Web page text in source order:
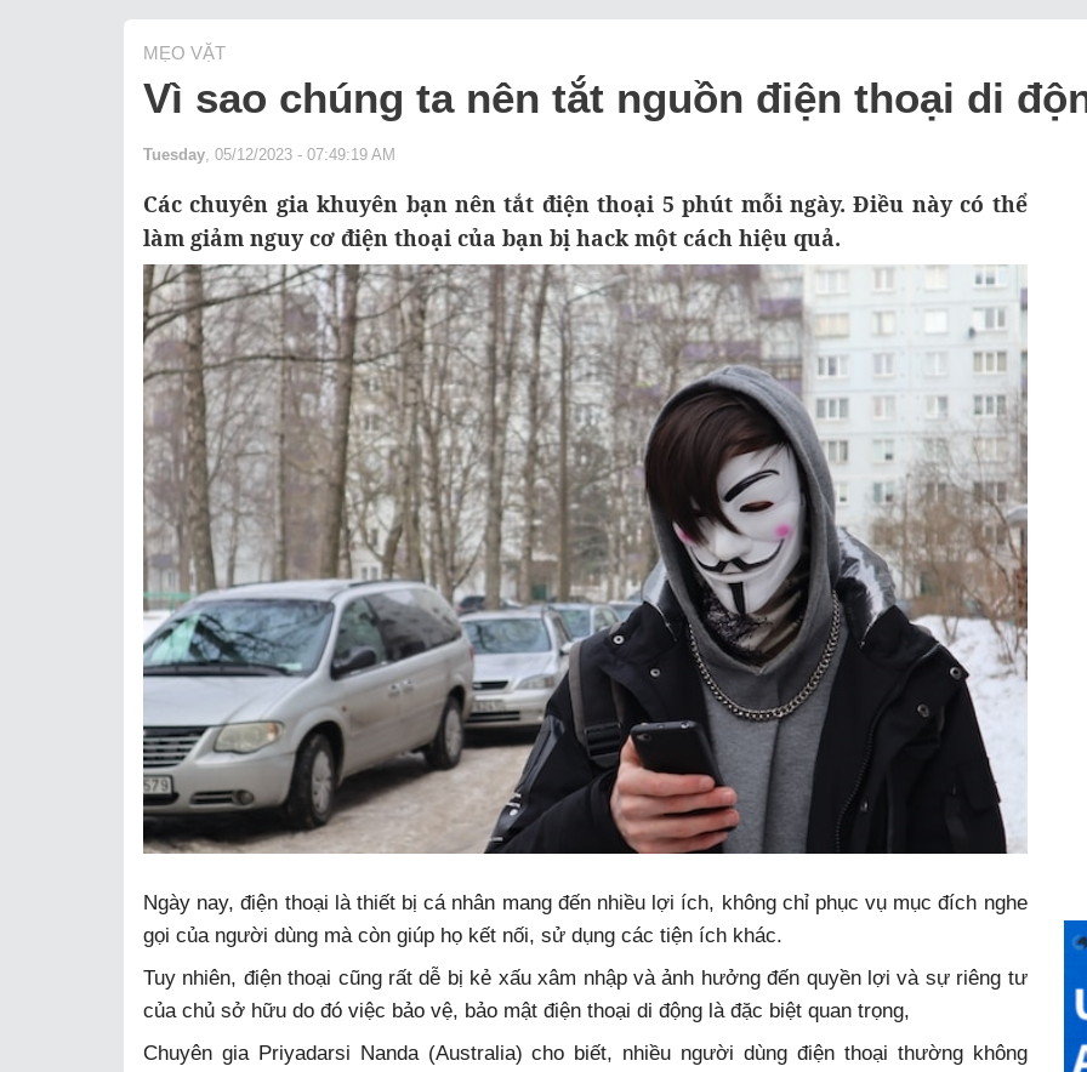
MẸO VẶT
Vì sao chúng ta nên tắt nguồn điện thoại di
Tuesday , 05/12/2023 - 07:49:19 AM
Các chuyên gia khuyên bạn nên tắt điện thoại 5 phút mỗi ngày. Điều này có thể
làm giảm nguy cơ điện thoại của bạn bị hack một cách hiệu quả.
Ngày nay, điện thoại là thiết bị cá nhân mang đến nhiều lợi ích, không chỉ phục vụ mục đích nghe
gọi của người dùng mà còn giúp họ kết nối, sử dụng các tiện ích khác.
Tuy nhiên, điện thoại cũng rất dễ bị kẻ xấu xâm nhập và ảnh hưởng đến quyền lợi và sự riêng tư
của chủ sở hữu do đó việc bảo vệ, bảo mật điện thoại di động là đặc biệt quan trọng,
Chuyên gia Priyadarsi Nanda (Australia) cho biết, nhiều người dùng điện thoại thường không